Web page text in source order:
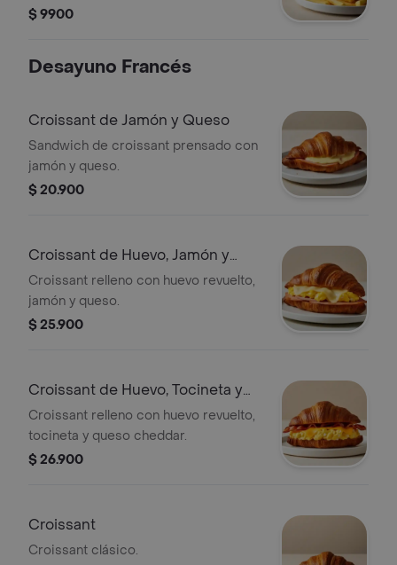
$ 9900
Desayuno Francés
Croissant de Jamón y Queso
Sandwich de croissant prensado con
jamón y queso.
$ 20.900
Croissant de Huevo, Jamón y
Queso
Croissant relleno con huevo revuelto,
jamón y queso.
$ 25.900
Croissant de Huevo, Tocineta y
Queso
Croissant relleno con huevo revuelto,
tocineta y queso cheddar.
$ 26.900
Croissant
Croissant clásico.